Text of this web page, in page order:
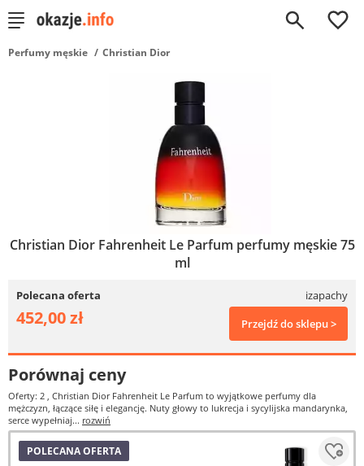
0
Perfumy męskie Christian Dior
Christian Dior Fahrenheit Le Parfum perfumy męskie 75
ml
Polecana oferta izapachy
452,00 zł Przejdź do sklepu >
Porównaj ceny
Oferty: 2 , Christian Dior Fahrenheit Le Parfum to wyjątkowe perfumy dla
mężczyzn, łączące siłę i elegancję. Nuty głowy to lukrecja i sycylijska mandarynka,
serce wypełniaj... rozwiń
POLECANA OFERTA